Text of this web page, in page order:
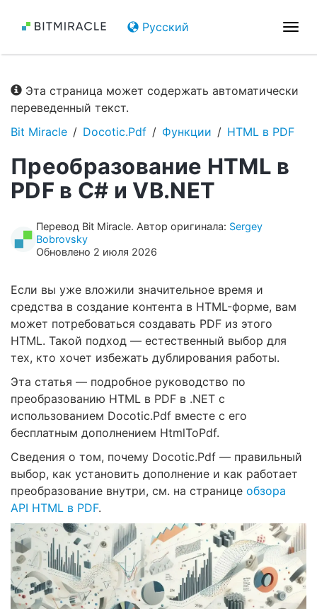
Русский
Эта страница может содержать автоматически
переведенный текст.
Bit Miracle
Docotic.Pdf Функции HTML в PDF
Преобразование HTML в
PDF в C# и VB.NET
Перевод Bit Miracle. Автор оригинала: Sergey
Bobrovsky
Обновлено 2 июля 2026
Если вы уже вложили значительное время и
средства в создание контента в HTML-форме, вам
может потребоваться создавать PDF из этого
HTML. Такой подход — естественный выбор для
тех, кто хочет избежать дублирования работы.
Эта статья — подробное руководство по
преобразованию HTML в PDF в .NET с
использованием Docotic.Pdf вместе с его
бесплатным дополнением HtmlToPdf.
Сведения о том, почему Docotic.Pdf — правильный
выбор, как установить дополнение и как работает
преобразование внутри, см. на странице обзора
API HTML в PDF.